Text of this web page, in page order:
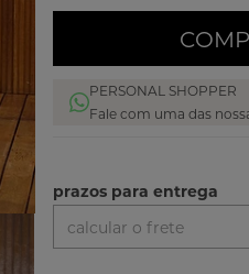
PERSONAL SHOPPER
Fale com uma das